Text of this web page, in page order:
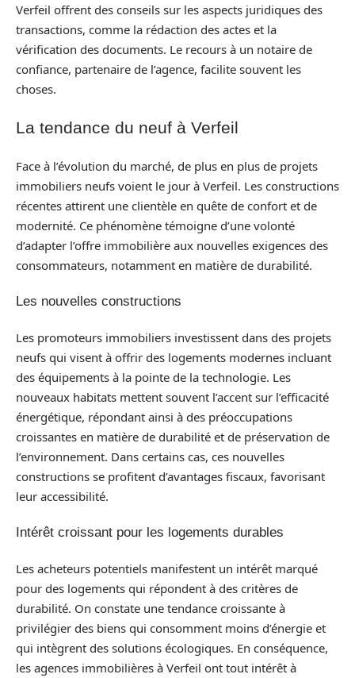
Verfeil offrent des conseils sur les aspects juridiques des
transactions, comme la rédaction des actes et la
vérification des documents. Le recours à un notaire de
confiance, partenaire de l’agence, facilite souvent les
choses.
La tendance du neuf à Verfeil
Face à l’évolution du marché, de plus en plus de projets
immobiliers neufs voient le jour à Verfeil. Les constructions
récentes attirent une clientèle en quête de confort et de
modernité. Ce phénomène témoigne d’une volonté
d’adapter l’offre immobilière aux nouvelles exigences des
consommateurs, notamment en matière de durabilité.
Les nouvelles constructions
Les promoteurs immobiliers investissent dans des projets
neufs qui visent à offrir des logements modernes incluant
des équipements à la pointe de la technologie. Les
nouveaux habitats mettent souvent l’accent sur l’efficacité
énergétique, répondant ainsi à des préoccupations
croissantes en matière de durabilité et de préservation de
l’environnement. Dans certains cas, ces nouvelles
constructions se profitent d’avantages fiscaux, favorisant
leur accessibilité.
Intérêt croissant pour les logements durables
Les acheteurs potentiels manifestent un intérêt marqué
pour des logements qui répondent à des critères de
durabilité. On constate une tendance croissante à
privilégier des biens qui consomment moins d’énergie et
qui intègrent des solutions écologiques. En conséquence,
les agences immobilières à Verfeil ont tout intérêt à